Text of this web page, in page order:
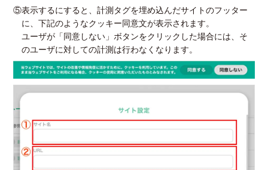
⑤表示するにすると、計測タグを埋め込んだサイトのフッター
に、下記のようなクッキー同意文が表示されます。
ユーザが「同意しない」ボタンをクリックした場合には、そ
のユーザに対しての計測は行わなくなります。